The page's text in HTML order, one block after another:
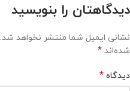
دیدگاهتان را بنویسید
نشانی ایمیل شما منتشر نخواهد شد.
شده‌اند *
دیدگاه *